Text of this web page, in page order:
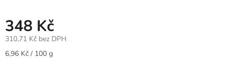
348 Kč
310,71 Kč bez DPH
Měrná
6,96 Kč / 100 g